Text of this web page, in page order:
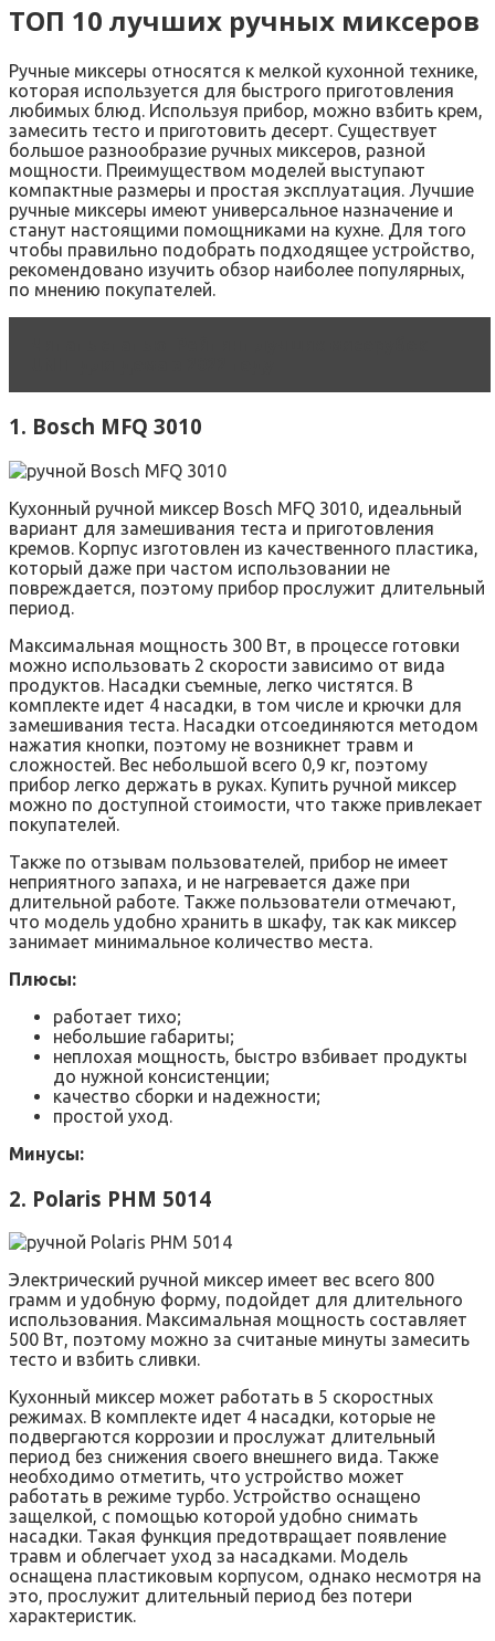
ТОП 10 лучших ручных миксеров
Ручные миксеры относятся к мелкой кухонной технике,
которая используется для быстрого приготовления
любимых блюд. Используя прибор, можно взбить крем,
замесить тесто и приготовить десерт. Существует
большое разнообразие ручных миксеров, разной
мощности. Преимуществом моделей выступают
компактные размеры и простая эксплуатация. Лучшие
ручные миксеры имеют универсальное назначение и
станут настоящими помощниками на кухне. Для того
чтобы правильно подобрать подходящее устройство,
рекомендовано изучить обзор наиболее популярных,
по мнению покупателей.
1. Bosch MFQ 3010
Кухонный ручной миксер Bosch MFQ 3010, идеальный
вариант для замешивания теста и приготовления
кремов. Корпус изготовлен из качественного пластика,
который даже при частом использовании не
повреждается, поэтому прибор прослужит длительный
период.
Максимальная мощность 300 Вт, в процессе готовки
можно использовать 2 скорости зависимо от вида
продуктов. Насадки съемные, легко чистятся. В
комплекте идет 4 насадки, в том числе и крючки для
замешивания теста. Насадки отсоединяются методом
нажатия кнопки, поэтому не возникнет травм и
сложностей. Вес небольшой всего 0,9 кг, поэтому
прибор легко держать в руках. Купить ручной миксер
можно по доступной стоимости, что также привлекает
покупателей.
Также по отзывам пользователей, прибор не имеет
неприятного запаха, и не нагревается даже при
длительной работе. Также пользователи отмечают,
что модель удобно хранить в шкафу, так как миксер
занимает минимальное количество места.
Плюсы:
работает тихо;
небольшие габариты;
неплохая мощность, быстро взбивает продукты
до нужной консистенции;
качество сборки и надежности;
простой уход.
Минусы:
2. Polaris PHM 5014
Электрический ручной миксер имеет вес всего 800
грамм и удобную форму, подойдет для длительного
использования. Максимальная мощность составляет
500 Вт, поэтому можно за считаные минуты замесить
тесто и взбить сливки.
Кухонный миксер может работать в 5 скоростных
режимах. В комплекте идет 4 насадки, которые не
подвергаются коррозии и прослужат длительный
период без снижения своего внешнего вида. Также
необходимо отметить, что устройство может
работать в режиме турбо. Устройство оснащено
защелкой, с помощью которой удобно снимать
насадки. Такая функция предотвращает появление
травм и облегчает уход за насадками. Модель
оснащена пластиковым корпусом, однако несмотря на
это, прослужит длительный период без потери
характеристик.